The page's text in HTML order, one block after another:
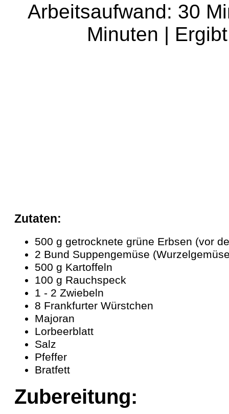
Arbeitsaufwand: 30
Minuten |
Zutaten:
500 g getrocknete grüne Erbsen (vor
2 Bund Suppengemüse
500 g Kartoffeln
100 g Rauchspeck
1 - 2 Zwiebeln
8 Frankfurter Würstchen
Majoran
Lorbeerblatt
Salz
Pfeffer
Bratfett
Zubereitung: